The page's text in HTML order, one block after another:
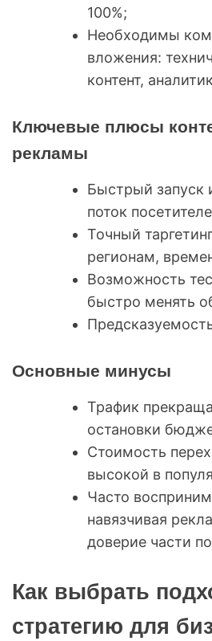
100%;
Необходимы
вложения:
контент,
Ключевые плюсы
рекламы
Быстрый запуск
поток
Точный
регионам,
Возможность
быстро менять
Основные минусы
Трафик
остановки
Стоимость
высокой в
Часто
навязчивая
доверие части
Как выбрать
стратегию для